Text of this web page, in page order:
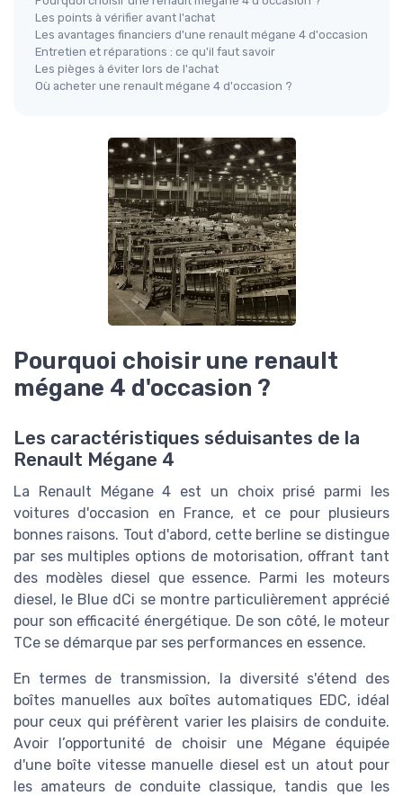
Les points à vérifier avant l'achat
Les avantages financiers d'une renault mégane 4 d'occasion
Entretien et réparations : ce qu'il faut savoir
Les pièges à éviter lors de l'achat
Où acheter une renault mégane 4 d'occasion ?
Pourquoi choisir une renault
mégane 4 d'occasion ?
Les caractéristiques séduisantes de la
Renault Mégane 4
La Renault Mégane 4 est un choix prisé parmi les
voitures d'occasion en France, et ce pour plusieurs
bonnes raisons. Tout d'abord, cette berline se distingue
par ses multiples options de motorisation, offrant tant
des modèles diesel que essence. Parmi les moteurs
diesel, le Blue dCi se montre particulièrement apprécié
pour son efficacité énergétique. De son côté, le moteur
TCe se démarque par ses performances en essence.
En termes de transmission, la diversité s'étend des
boîtes manuelles aux boîtes automatiques EDC, idéal
pour ceux qui préfèrent varier les plaisirs de conduite.
Avoir l’opportunité de choisir une Mégane équipée
d'une boîte vitesse manuelle diesel est un atout pour
les amateurs de conduite classique, tandis que les